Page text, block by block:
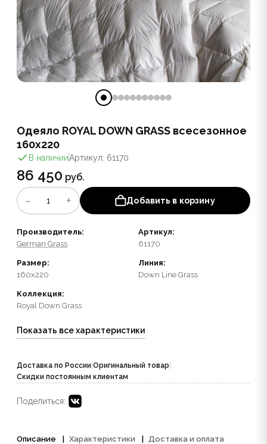
Одеяло ROYAL DOWN GRASS всесезонное
160x220
В наличииАртикул: 61170
86 450 руб.
− 1 + Добавить в корзину
Производитель:
German Grass
Артикул:
61170
Размер:
160x220
Линия:
Down Line Grass
Коллекция:
Royal Down Grass
Показать все характеристики
Доставка по России Оригинальный товар
Скидки постоянным клиентам
Поделиться:
Описание Характеристики Доставка и оплата